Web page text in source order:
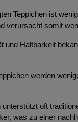
Teppichen ist
verursacht somit
und Haltbarkeit
werden
oft
was zu einer